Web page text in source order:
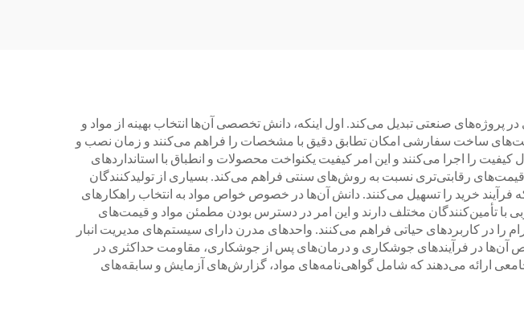
پروژه‌های صنعتی تبدیل می‌کند. اول اینکه، دانش تخصصی آن‌ها انتخاب بهینه از مواد و
ساخت سفارشی امکان تطابق دقیق با مشخصات را فراهم می‌کنند و زمان نصب و
را اجرا می‌کنند و این امر کیفیت یکنواخت محصولات و انطباق با استانداردهای
قیمت‌های رقابتی‌تری نسبت به روش‌های سنتی فراهم می‌کند. بسیاری از تولیدکنندگان
خرید را تسهیل می‌کنند. دانش آن‌ها در خصوص خواص مواد به انتخاب راهکارهای
با تأمین‌کنندگان مختلف دارند و این امر در دسترس بودن مطمئن مواد و قیمت‌های
در کاربردهای حیاتی فراهم می‌کنند. واحدهای مدرن دارای سیستم‌های مدیریت انبار
در فرآیندهای جوشکاری و درمان‌های پس از جوشکاری، مقاومت حداکثری در
ارائه می‌دهند که شامل گواهی‌نامه‌های مواد، گزارش‌های آزمایش و سابقه‌های